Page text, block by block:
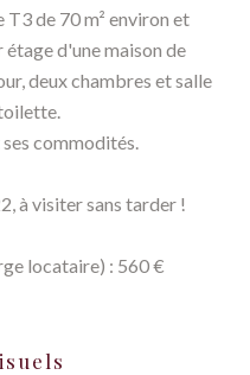
de 70 m² environ et
d'une maison de
deux chambres et salle
commodités.
à visiter sans tarder !
locataire) : 560 €